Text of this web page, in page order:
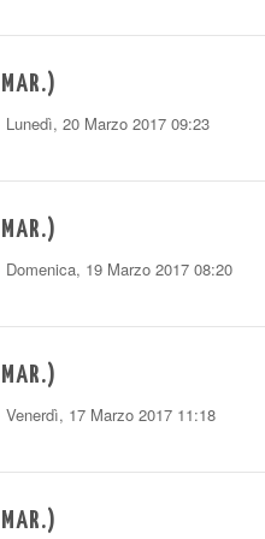
MAR.)
Lunedì, 20 Marzo 2017 09:23
MAR.)
Domenica, 19 Marzo 2017 08:20
MAR.)
Venerdì, 17 Marzo 2017 11:18
MAR.)